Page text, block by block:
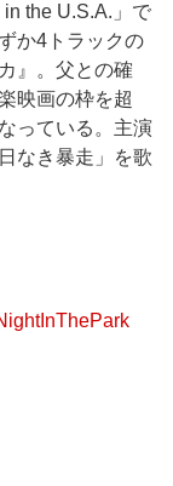
the U.S.A.」で
か4トラックの
』。父との確
映画の枠を超
っている。主演
なき暴走」を歌